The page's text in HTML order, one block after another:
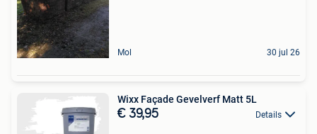
Mol 30 jul 26
Wixx Façade Gevelverf Matt 5L
€ 39,95 Details